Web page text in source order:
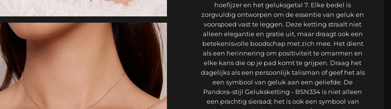
hoefijzer en het geluksgetal 7. Elke bedel is
zorgvuldig ontworpen om de essentie van geluk en
voorspoed vast te leggen. Deze ketting straalt niet
alleen elegantie en gratie uit, maar draagt ook een
betekenisvolle boodschap met zich mee. Het dient
als een herinnering om positiviteit te omarmen en
elke kans die op je pad komt te grijpen. Draag het
dagelijks als een persoonlijk talisman of geef het als
een symbool van geluk aan een geliefde. De
Pandora-stijl Geluksketting - BSN334 is niet alleen
een prachtig sieraad; het is ook een symbool van